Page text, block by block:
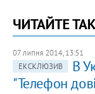
ЧИТАЙТЕ
07 липня 2014, 13:51
ЕКСКЛЮЗИВ
В
"Телефон